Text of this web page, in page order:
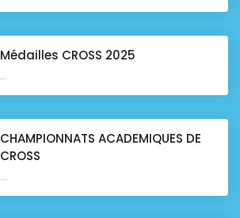
Médailles CROSS 2025
...
CHAMPIONNATS ACADEMIQUES DE
CROSS
...